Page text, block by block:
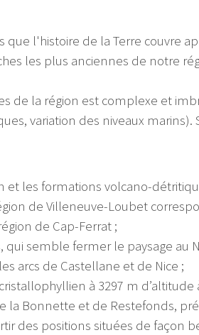
l'histoire de la Terre couvre
les plus anciennes de notre
de la région est complexe et
variation des niveaux marins).
et les formations volcano-
de Villeneuve-Loubet
de Cap-Ferrat ;
qui semble fermer le paysage
arcs de Castellane et de Nice ;
à 3297 m
la Bonnette et de Restefonds,
des positions situées de façon